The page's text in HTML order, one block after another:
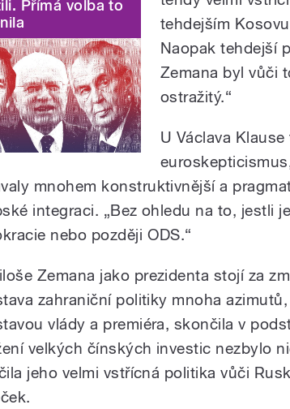
Přímá volba to
tehdejším
Naopak tehdejší
Zemana byl vůči
ostražitý.“
U Václava
mnohem konstruktivnější a
integraci. „Bez ohledu na to, jestli
nebo později ODS.“
Zemana jako prezidenta stojí za
zahraniční politiky mnoha
vlády a premiéra, skončila v
velkých čínských investic nezbylo
jeho velmi vstřícná politika vůči